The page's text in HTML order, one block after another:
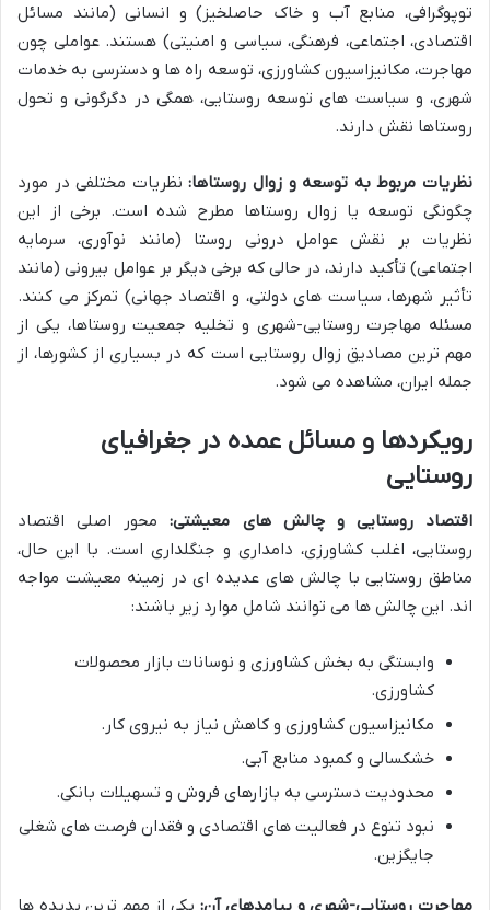
توپوگرافی، منابع آب و خاک حاصلخیز) و انسانی (مانند مسائل
اقتصادی، اجتماعی، فرهنگی، سیاسی و امنیتی) هستند. عواملی چون
مهاجرت، مکانیزاسیون کشاورزی، توسعه راه ها و دسترسی به خدمات
شهری، و سیاست های توسعه روستایی، همگی در دگرگونی و تحول
روستاها نقش دارند.
نظریات مربوط به توسعه و زوال روستاها:نظریات مختلفی در مورد
چگونگی توسعه یا زوال روستاها مطرح شده است. برخی از این
نظریات بر نقش عوامل درونی روستا (مانند نوآوری، سرمایه
اجتماعی) تأکید دارند، در حالی که برخی دیگر بر عوامل بیرونی (مانند
تأثیر شهرها، سیاست های دولتی، و اقتصاد جهانی) تمرکز می کنند.
مسئله مهاجرت روستایی-شهری و تخلیه جمعیت روستاها، یکی از
مهم ترین مصادیق زوال روستایی است که در بسیاری از کشورها، از
جمله ایران، مشاهده می شود.
رویکردها و مسائل عمده در جغرافیای
روستایی
اقتصاد روستایی و چالش های معیشتی:محور اصلی اقتصاد
روستایی، اغلب کشاورزی، دامداری و جنگلداری است. با این حال،
مناطق روستایی با چالش های عدیده ای در زمینه معیشت مواجه
اند. این چالش ها می توانند شامل موارد زیر باشند:
وابستگی به بخش کشاورزی و نوسانات بازار محصولات
کشاورزی.
مکانیزاسیون کشاورزی و کاهش نیاز به نیروی کار.
خشکسالی و کمبود منابع آبی.
محدودیت دسترسی به بازارهای فروش و تسهیلات بانکی.
نبود تنوع در فعالیت های اقتصادی و فقدان فرصت های شغلی
جایگزین.
مهاجرت روستایی-شهری و پیامدهای آن: یکی از مهم ترین پدیده ها